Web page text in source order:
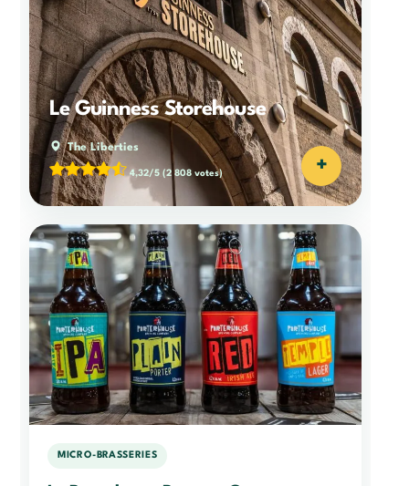
Le Guinness Storehouse
The Liberties
4,32/5 (2 808 votes) +
MICRO-BRASSERIES